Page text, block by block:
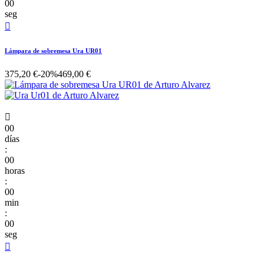
00
seg

Lámpara de sobremesa Ura UR01
375,20 €-20%469,00 €

00
días
:
00
horas
:
00
min
:
00
seg
